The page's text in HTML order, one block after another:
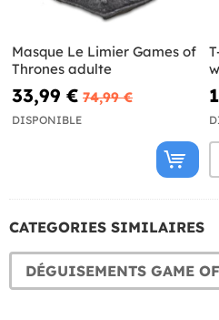
Masque Le Limier Games of
Thrones adulte
33,99 € 74,99 €
DISPONIBLE
CATEGORIES SIMILAIRES